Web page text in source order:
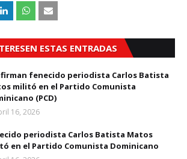
ESTAS ENTRADAS
fenecido periodista Carlos Batista
militó en el Partido Comunista
(PCD)
16, 2026
periodista Carlos Batista Matos
en el Partido Comunista Dominicano